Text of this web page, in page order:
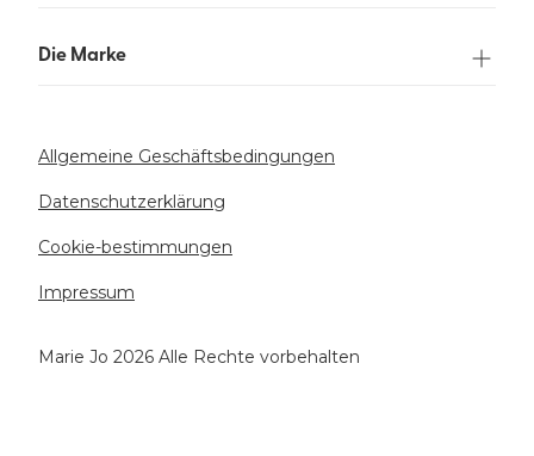
Die Marke
Allgemeine Geschäftsbedingungen
Datenschutzerklärung
Cookie-bestimmungen
Impressum
Marie Jo 2026 Alle Rechte vorbehalten